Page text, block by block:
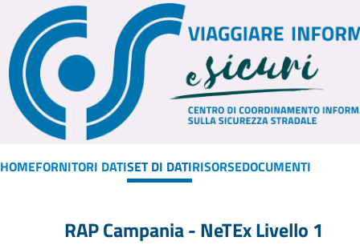
HOMEFORNITORI DATISET DI DATIRISORSEDOCUMENTI
RAP Campania - NeTEx Livello 1